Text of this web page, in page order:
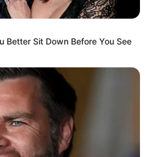
Better Sit Down Before You See